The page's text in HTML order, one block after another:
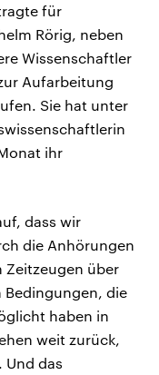
für
Rörig, neben
Wissenschaftler
Aufarbeitung
Sie hat unter
ihr
dass wir
die Anhörungen
Zeitzeugen über
Bedingungen, die
haben in
weit zurück,
Und das